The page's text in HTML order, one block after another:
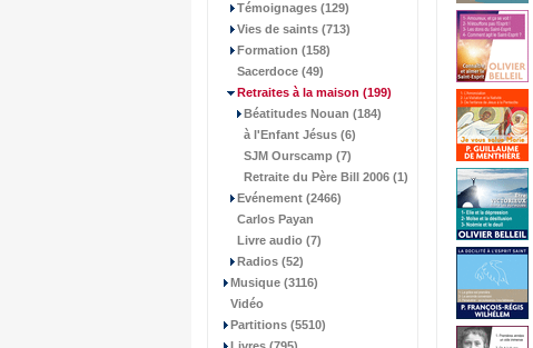
Témoignages (129)
Vies de saints (713)
Formation (158)
Sacerdoce (49)
Retraites à la maison (199)
Béatitudes Nouan (184)
à l'Enfant Jésus (6)
SJM Ourscamp (7)
Retraite du Père Bill 2006 (1)
Evénement (2466)
Carlos Payan
Livre audio (7)
Radios (52)
Musique (3116)
Vidéo
Partitions (5510)